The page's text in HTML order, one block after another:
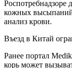
Роспотребнадзоре
кожных
анализ крови.
Въезд в Китай
Ранее портал
корь может